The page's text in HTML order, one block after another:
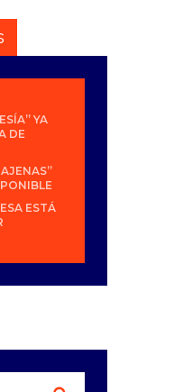
YA
DE
ESTÁ